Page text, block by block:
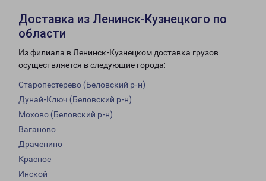
Доставка из Ленинск-Кузнецкого по
области
Из филиала в Ленинск-Кузнецком доставка грузов
осуществляется в следующие города:
Старопестерево (Беловский р-н)
Дунай-Ключ (Беловский р-н)
Мохово (Беловский р-н)
Ваганово
Драченино
Красное
Инской